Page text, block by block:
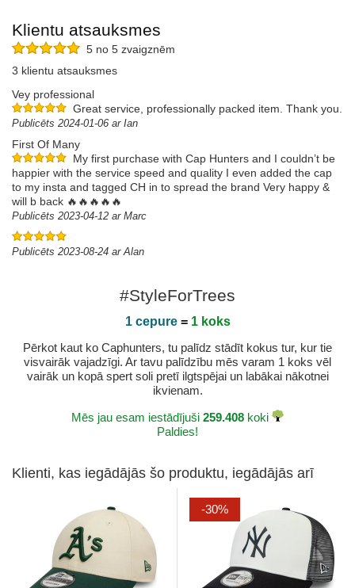
Klientu atsauksmes
5 no 5 zvaigznēm
3 klientu atsauksmes
Vey professional
Great service, professionally packed item. Thank you.
Publicēts 2024-01-06 ar Ian
First Of Many
My first purchase with Cap Hunters and I couldn’t be
happier with the service speed and quality I even added the cap
to my insta and tagged CH in to spread the brand Very happy &
will b back 🔥🔥🔥🔥🔥
Publicēts 2023-04-12 ar Marc
Publicēts 2023-08-24 ar Alan
#StyleForTrees
1 cepure= 1 koks
Pērkot kaut ko Caphunters, tu palīdz stādīt kokus tur, kur tie
visvairāk vajadzīgi. Ar tavu palīdzību mēs varam 1 koks vēl
vairāk un kopā spert soli pretī ilgtspējai un labākai nākotnei
ikvienam.
Mēs jau esam iestādījuši 259.408 koki
Paldies!
Klienti, kas iegādājās šo produktu, iegādājās arī
-30%